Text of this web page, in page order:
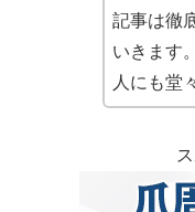
記事は徹
いきます
人にも堂